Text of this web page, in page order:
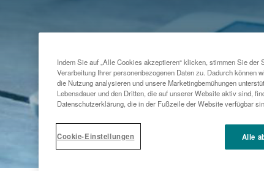
Indem Sie auf „Alle Cookies akzeptieren“ klicken, stimmen Sie
Verarbeitung Ihrer personenbezogenen Daten zu. Dadurch können
die Nutzung analysieren und unsere Marketingbemühungen
Lebensdauer und den Dritten, die auf unserer Website aktiv sind,
Datenschutzerklärung, die in der Fußzeile der Website verfügbar
Cookie-Einstellungen Alle